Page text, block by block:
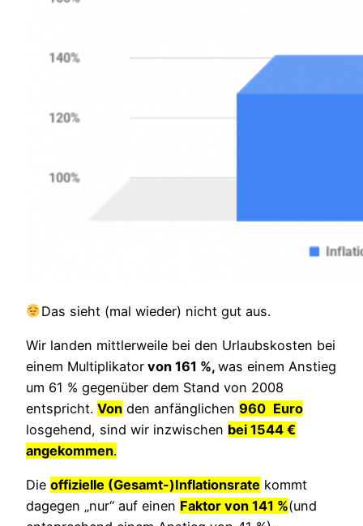
Das sieht (mal wieder) nicht gut aus.
Wir landen mittlerweile bei den Urlaubskosten bei
einem Multiplikator von 161 %, was einem Anstieg
um 61 % gegenüber dem Stand von 2008
entspricht. Von den anfänglichen 960 Euro
losgehend, sind wir inzwischen bei 1544 €
angekommen.
Die offizielle (Gesamt-)Inflationsrate kommt
dagegen „nur“ auf einen Faktor von 141 %(und